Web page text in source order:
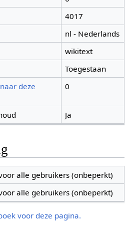
4017
nl - Nederlands
wikitext
Toegestaan
deze
0
Ja
alle gebruikers (onbeperkt)
alle gebruikers (onbeperkt)
voor deze pagina.